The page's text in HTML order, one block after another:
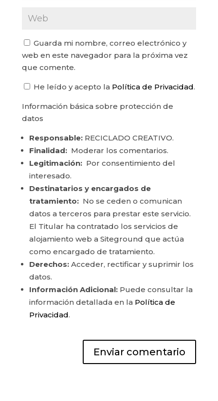
Guarda mi nombre, correo electrónico y
web en este navegador para la próxima vez
que comente.
He leído y acepto la Política de Privacidad.
Información básica sobre protección de
datos
Responsable:RECICLADO CREATIVO.
Finalidad:Moderar los comentarios.
Legitimación:Por consentimiento del
interesado.
Destinatarios y encargados de
tratamiento:No se ceden o comunican
datos a terceros para prestar este servicio.
El Titular ha contratado los servicios de
alojamiento web a Siteground que actúa
como encargado de tratamiento.
Derechos:Acceder, rectificar y suprimir los
datos.
Información Adicional:Puede consultar la
información detallada en la Política de
Privacidad.